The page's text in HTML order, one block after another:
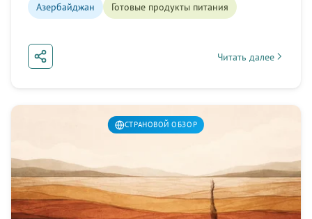
Азербайджан Готовые продукты питания
Читать далее
about Азербайджан:
СТРАНОВОЙ ОБЗОР